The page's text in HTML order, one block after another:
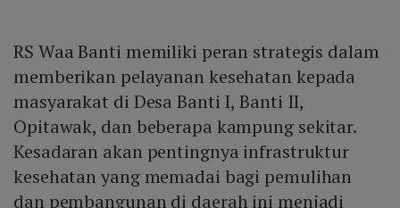
RS Waa Banti memiliki peran strategis dalam
memberikan pelayanan kesehatan kepada
masyarakat di Desa Banti I, Banti II,
Opitawak, dan beberapa kampung sekitar.
Kesadaran akan pentingnya infrastruktur
kesehatan yang memadai bagi pemulihan
dan pembangunan di daerah ini menjadi